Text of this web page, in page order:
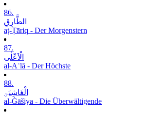
86.
الطَّارِقِ
aṭ-Ṭāriq - Der Morgenstern
87.
الْاَعْلٰی
al-Aʿlā - Der Höchste
88.
الْغَاشِیَۃِ
al-Ġāšiya - Die Überwältigende